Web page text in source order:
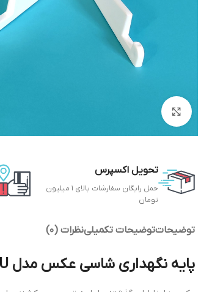
تحویل اکسپرس
حمل رایگان سفارشات بالای 1 میلیون
تومان
توضیحاتتوضیحات تکمیلینظرات (0)
پایه نگهداری شاسی عکس مدل U